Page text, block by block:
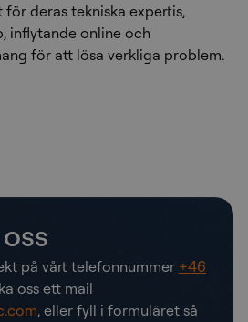
för deras tekniska expertis,
inflytande online och
för att lösa verkliga problem.
på vårt telefonnummer +46
oss ett mail
, eller fyll i formuläret så